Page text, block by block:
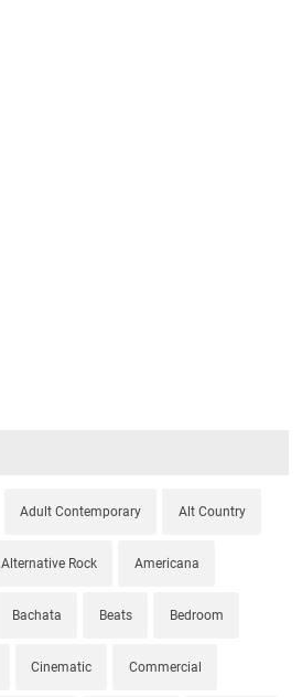
Adult Contemporary Alt Country
Alternative Rock Americana
Bachata Beats Bedroom
Cinematic Commercial